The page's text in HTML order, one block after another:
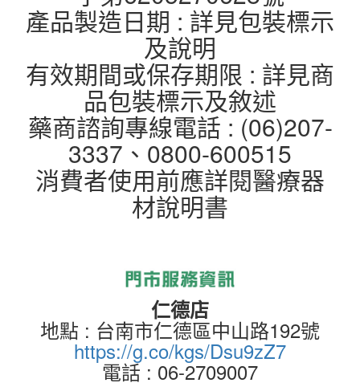
產品製造日期 : 詳見包裝標示
及說明
有效期間或保存期限 : 詳見商
品包裝標示及敘述
藥商諮詢專線電話 : (06)207-
3337、0800-600515
消費者使用前應詳閱醫療器
材說明書
仁德店
地點 : 台南市仁德區中山路192號
https://g.co/kgs/Dsu9zZ7
電話 : 06-2709007